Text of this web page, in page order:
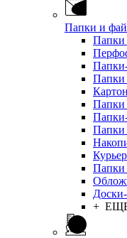
Папки и
Папки
Папки
Папки
Папки
Папки
+